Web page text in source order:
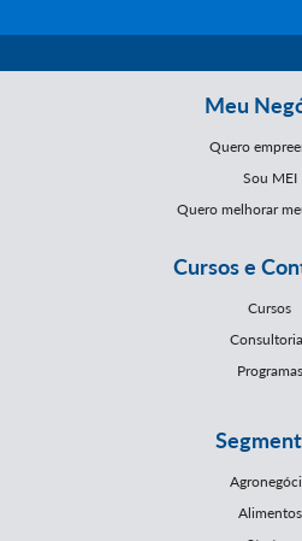
Meu
Quero
Sou MEI
Quero melhorar
Cursos e
Cursos
Programas
Alimentos